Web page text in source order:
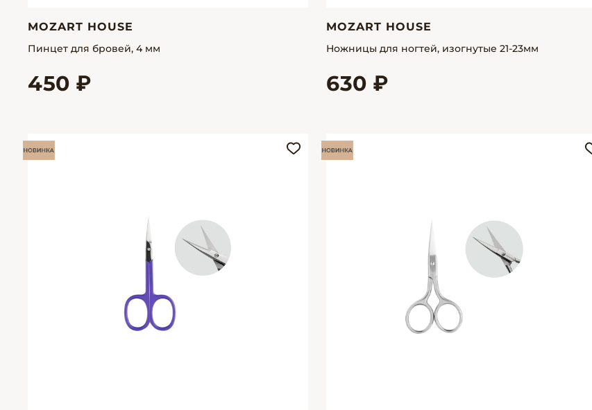
MOZART HOUSE
Пинцет для бровей, 4 мм
450 ₽
MOZART HOUSE
Ножницы для ногтей, изогнутые 21-23мм
630 ₽